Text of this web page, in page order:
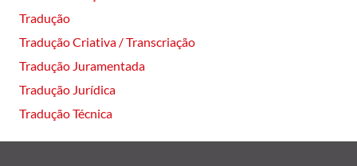
Tradução
Tradução Criativa / Transcriação
Tradução Juramentada
Tradução Jurídica
Tradução Técnica